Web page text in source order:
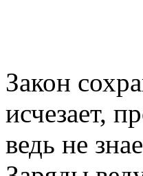
Закон
исчезает,
ведь не